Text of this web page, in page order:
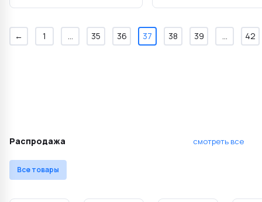
← 1 ... 35 36 37 38 39 ... 42
Распродажа смотреть все
Все товары